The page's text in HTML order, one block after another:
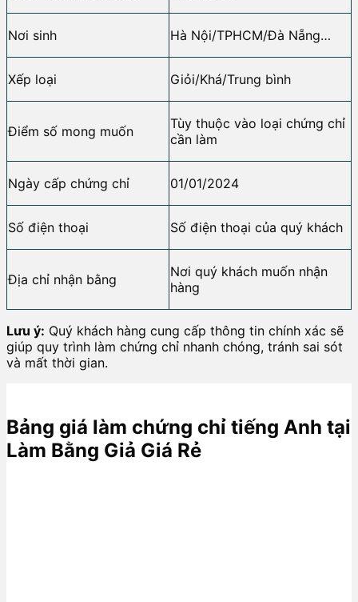
Nơi sinh Hà Nội/TPHCM/Đà Nẵng…
Xếp loại Giỏi/Khá/Trung bình
Điểm số mong muốn
Tùy thuộc vào loại chứng chỉ
cần làm
Ngày cấp chứng chỉ 01/01/2024
Số điện thoại Số điện thoại của quý khách
Địa chỉ nhận bằng
Nơi quý khách muốn nhận
hàng
Lưu ý: Quý khách hàng cung cấp thông tin chính xác sẽ
giúp quy trình làm chứng chỉ nhanh chóng, tránh sai sót
và mất thời gian.
Bảng giá làm chứng chỉ tiếng Anh tại
Làm Bằng Giả Giá Rẻ